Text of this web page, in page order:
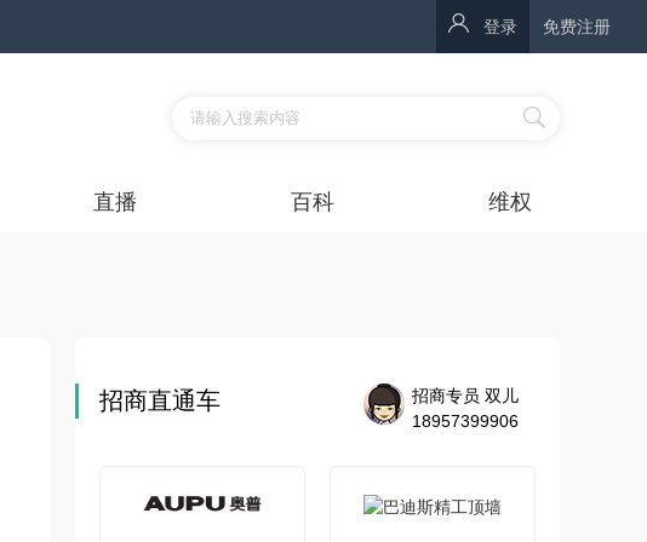
登录 免费注册
直播 百科 维权
招商直通车
招商专员 双儿
18957399906